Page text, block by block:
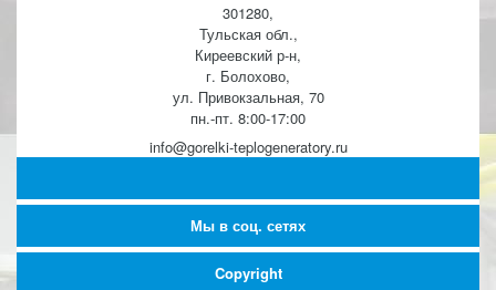
301280,
Тульская обл.,
Киреевский р-н,
г. Болохово,
ул. Привокзальная, 70
пн.-пт. 8:00-17:00
info@gorelki-teplogeneratory.ru
Мы в соц. сетях
Copyright